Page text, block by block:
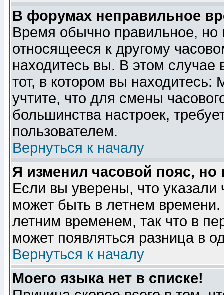
В форумах неправильное
Время обычно правильное,
относящееся к другому
находитесь вы. В этом
тот, в котором вы
учтите, что для смены
большинства настроек,
пользователем.
Вернуться к началу
Я изменил часовой пояс,
Если вы уверены, что указали
может быть в летнем
летним временем, так что в
может появляться разница в
Вернуться к началу
Моего языка нет в списке!